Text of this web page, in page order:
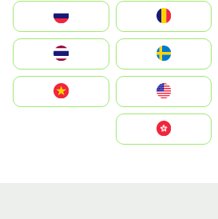
România
Slovensko
United States
Vietnam